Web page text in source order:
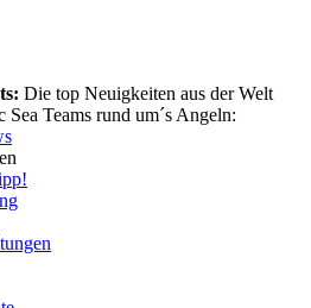
Die top Neuigkeiten aus der Welt
Sea Teams rund um´s Angeln: